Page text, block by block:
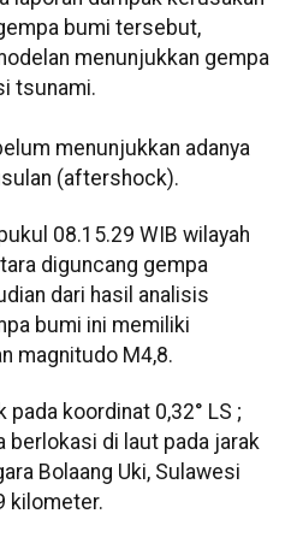
bumi tersebut,
menunjukkan gempa
tsunami.
menunjukkan adanya
(aftershock).
08.15.29 WIB wilayah
diguncang gempa
dari hasil analisis
bumi ini memiliki
magnitudo M4,8.
koordinat 0,32° LS ;
berlokasi di laut pada jarak
Bolaang Uki, Sulawesi
kilometer.